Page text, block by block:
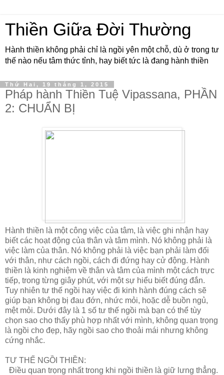
Thiền Giữa Đời Thường
Hành thiền không phải chỉ là ngồi yên một chỗ, dù ở trong tư
thế nào nếu tâm thức tỉnh, hay biết tức là đang hành thiền
Thứ Hai, 19 tháng 1, 2015
Pháp hành Thiền Tuệ Vipassana, PHẦN
2: CHUẨN BỊ
Hành thiền là một công việc của tâm, là việc ghi nhận hay
biết các hoạt động của thân và tâm mình. Nó không phải là
việc làm của thân. Nó không phải là việc bạn phải làm đối
với thân, như cách ngồi, cách đi đứng hay cử động. Hành
thiền là kinh nghiệm về thân và tâm của mình một cách trực
tiếp, trong từng giây phút, với một sự hiểu biết đúng đắn.
Tuy nhiên tư thế ngồi hay việc đi kinh hành đúng cách sẽ
giúp bạn không bị đau đớn, nhức mỏi, hoặc dễ buồn ngủ,
mệt mỏi. Dưới đây là 1 số tư thế ngồi mà bạn có thể tùy
chọn sao cho thấy phù hợp nhất với mình, không quan trọng
là ngồi cho đẹp, hãy ngồi sao cho thoải mái nhưng không
cứng nhắc.
TƯ THẾ NGỒI THIỀN:
Điều quan trọng nhất trong khi ngồi thiền là giữ lưng thẳng.